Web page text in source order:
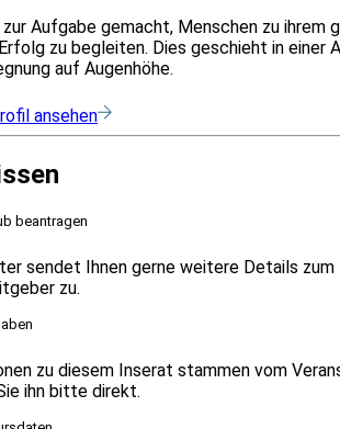
zur Aufgabe gemacht, Menschen zu ihrem
zu begleiten. Dies geschieht in
auf Augenhöhe.
ansehen
beantragen
sendet Ihnen gerne weitere Details
zu.
zu diesem Inserat stammen vom
ihn bitte direkt.